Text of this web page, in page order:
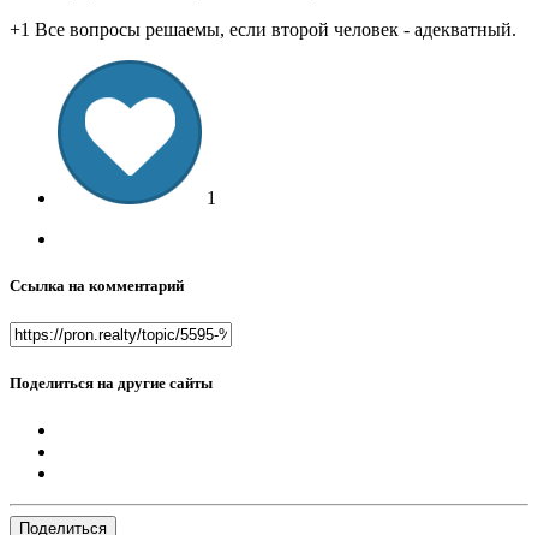
+1 Все вопросы решаемы, если второй человек - адекватный.
1
Ссылка на комментарий
Поделиться на другие сайты
Поделиться